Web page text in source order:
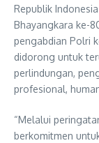
Republik
Bhayangkara ke-
pengabdian Polri
didorong untuk
perlindungan,
profesional,
“Melalui
berkomitmen